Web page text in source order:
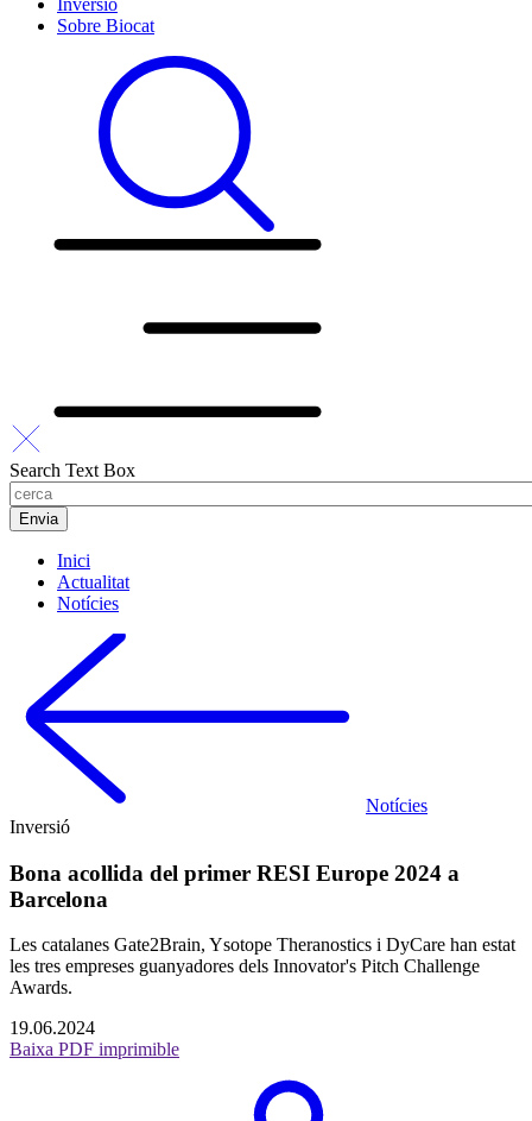
Inversió
Sobre Biocat
Search Text Box
Inici
Actualitat
Notícies
Notícies
Inversió
Bona acollida del primer RESI Europe 2024 a
Barcelona
Les catalanes Gate2Brain, Ysotope Theranostics i DyCare han estat
les tres empreses guanyadores dels Innovator's Pitch Challenge
Awards.
19.06.2024
Baixa PDF imprimible